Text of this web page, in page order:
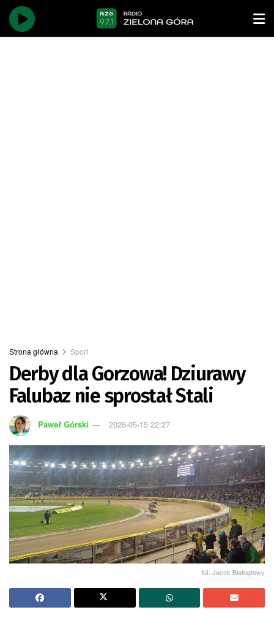
Strona główna Sport
Derby dla Gorzowa! Dziurawy
Falubaz nie sprostał Stali
Paweł Górski 2026-05-15 22:27
fot. Jacek Białogłowy